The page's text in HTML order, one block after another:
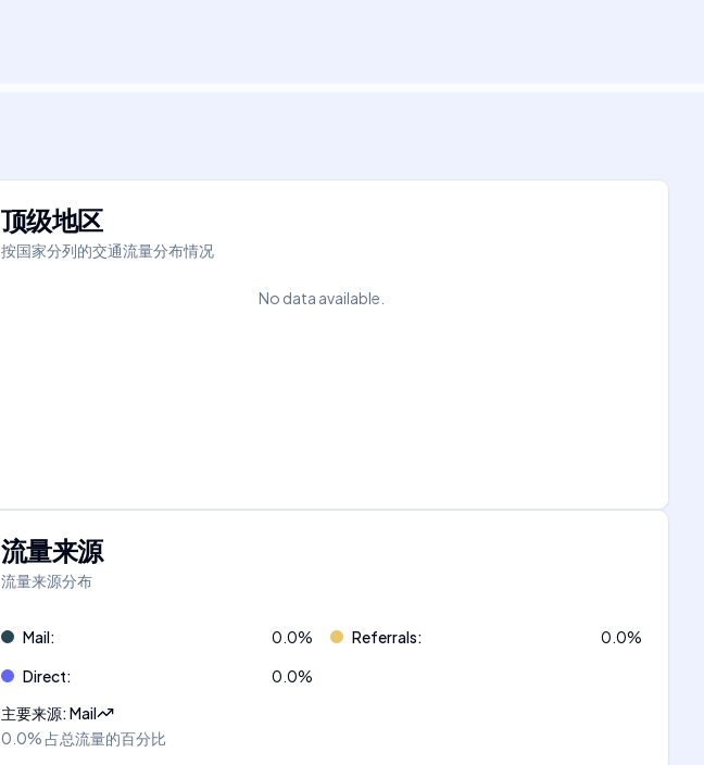
顶级地区
按国家分列的交通流量分布情况
No data available.
流量来源
流量来源分布
Mail: 0.0% Referrals: 0.0%
Direct: 0.0%
主要来源:Mail
0.0%占总流量的百分比